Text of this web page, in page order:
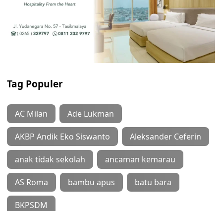
Tag Populer
AC Milan Ade Lukman
AKBP Andik Eko Siswanto Aleksander Ceferin
anak tidak sekolah ancaman kemarau
AS Roma bambu apus batu bara
BKPSDM